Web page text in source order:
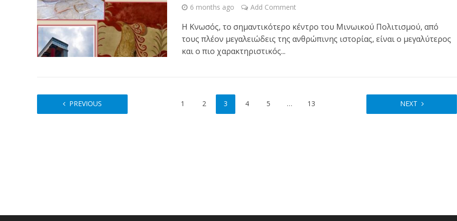
6 months ago Add Comment
Η Κνωσός, το σημαντικότερο κέντρο του Μινωικού Πολιτισμού, από
τους πλέον μεγαλειώδεις της ανθρώπινης ιστορίας, είναι ο μεγαλύτερος
και ο πιο χαρακτηριστικός...
PREVIOUS 1 2 3 4 5 … 13 NEXT